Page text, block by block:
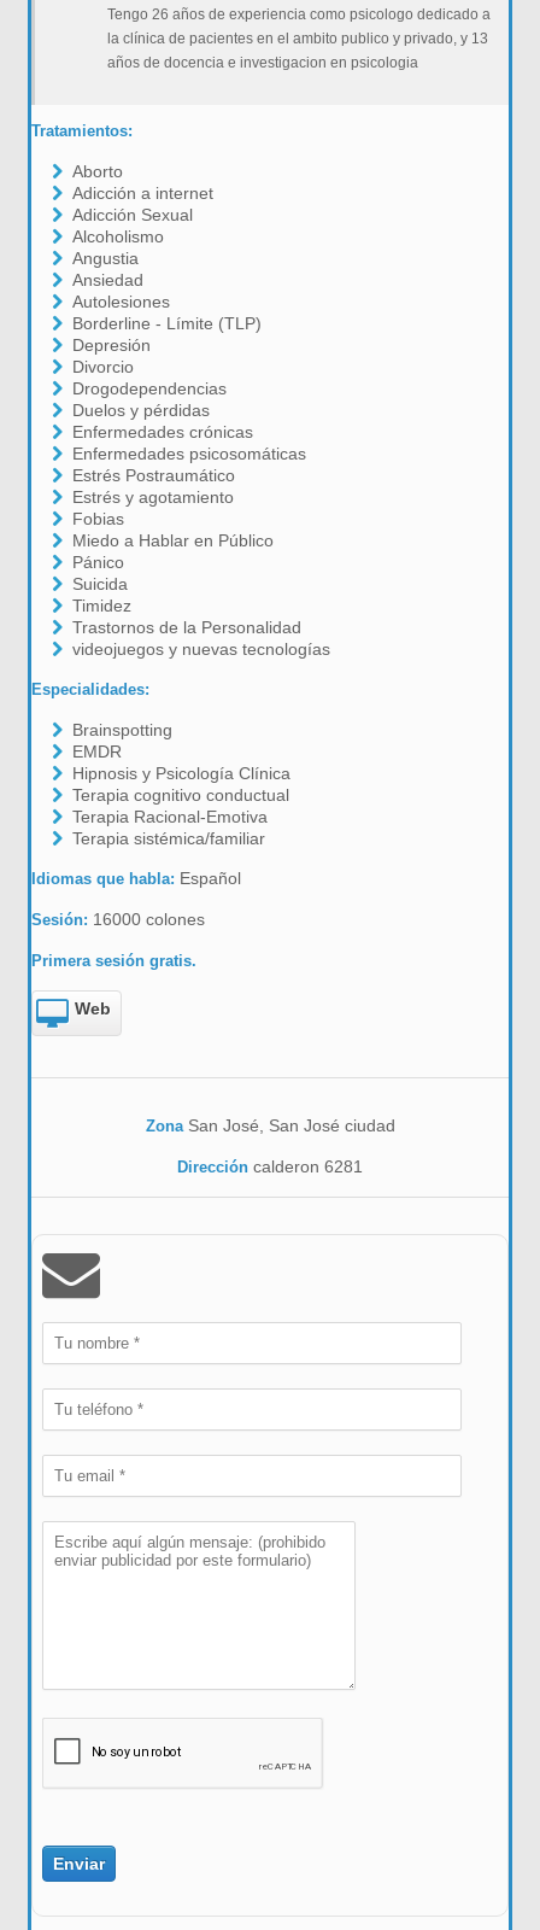
Tengo 26 años de experiencia como psicologo dedicado a
la clínica de pacientes en el ambito publico y privado, y 13
años de docencia e investigacion en psicologia
Tratamientos:
Aborto
Adicción a internet
Adicción Sexual
Alcoholismo
Angustia
Ansiedad
Autolesiones
Borderline - Límite (TLP)
Depresión
Divorcio
Drogodependencias
Duelos y pérdidas
Enfermedades crónicas
Enfermedades psicosomáticas
Estrés Postraumático
Estrés y agotamiento
Fobias
Miedo a Hablar en Público
Pánico
Suicida
Timidez
Trastornos de la Personalidad
videojuegos y nuevas tecnologías
Especialidades:
Brainspotting
EMDR
Hipnosis y Psicología Clínica
Terapia cognitivo conductual
Terapia Racional-Emotiva
Terapia sistémica/familiar
Idiomas que habla: Español
Sesión: 16000 colones
Primera sesión gratis.
Web
Zona San José, San José ciudad
Dirección calderon 6281